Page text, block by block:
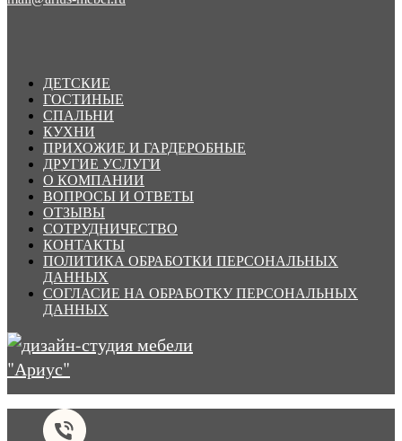
ДЕТСКИЕ
ГОСТИНЫЕ
СПАЛЬНИ
КУХНИ
ПРИХОЖИЕ И ГАРДЕРОБНЫЕ
ДРУГИЕ УСЛУГИ
О КОМПАНИИ
ВОПРОСЫ И ОТВЕТЫ
ОТЗЫВЫ
СОТРУДНИЧЕСТВО
КОНТАКТЫ
ПОЛИТИКА ОБРАБОТКИ ПЕРСОНАЛЬНЫХ
ДАННЫХ
СОГЛАСИЕ НА ОБРАБОТКУ ПЕРСОНАЛЬНЫХ
ДАННЫХ